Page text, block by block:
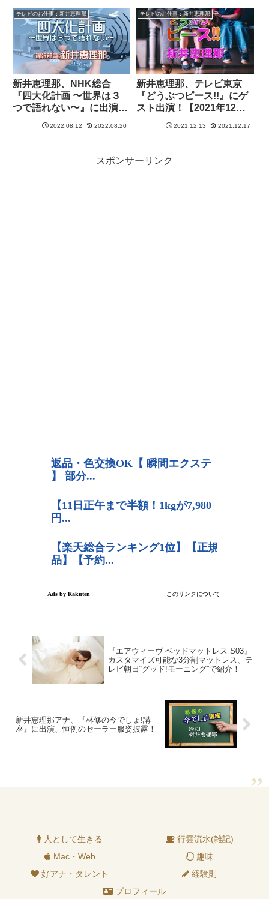
テレビのお仕事：新井恵理那
新井恵理那、NHK総合
『四大化計画 〜世界は３
つで語れない〜』に出演
2022.08.12 2022.08.20
テレビのお仕事：新井恵理那
新井恵理那、テレビ東京
『どうぶつピース!!』にゲ
スト出演！【2021年12月
2021.12.13 2021.12.17
スポンサーリンク
『エアウィーヴ ベッドマットレス S03』
カスタマイズ可能な3分割マットレス、テ
レビ朝日“グッド!モーニング”で紹介！
新井恵理那アナ、『林修の今でしょ!講
座』に出演、恒例のセーラー服姿披露！
人として生きる
行雲流水(雑記)
Mac・Web
趣味
好アナ・タレント
経験則
プロフィール